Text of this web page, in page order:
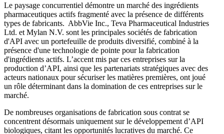
Le paysage concurrentiel démontre un marché des ingrédients
pharmaceutiques actifs fragmenté avec la présence de différents
types de fabricants. AbbVie Inc., Teva Pharmaceutical Industries
Ltd. et Mylan N.V. sont les principales sociétés de fabrication
d'API avec un portefeuille de produits diversifié, combiné à la
présence d'une technologie de pointe pour la fabrication
d'ingrédients actifs. L’accent mis par ces entreprises sur la
production d’API, ainsi que les partenariats stratégiques avec des
acteurs nationaux pour sécuriser les matières premières, ont joué
un rôle déterminant dans la domination de ces entreprises sur le
marché.
De nombreuses organisations de fabrication sous contrat se
concentrent désormais uniquement sur le développement d’API
biologiques, citant les opportunités lucratives du marché. Ce